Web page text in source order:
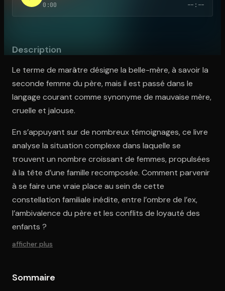
0:00 --:--
Description
Le terme de marâtre désigne la belle-mère, à savoir la
seconde femme du père, mais il est passé dans le
langage courant comme synonyme de mauvaise mère,
cruelle et jalouse.
En s’appuyant sur de nombreux témoignages, ce livre
analyse la situation complexe dans laquelle se
trouvent un nombre croissant de femmes, propulsées
à la tête d’une famille recomposée. Comment parvenir
à se faire une vraie place au sein de cette
constellation familiale inédite, entre l’ombre de l’ex,
l’ambivalence du père et les conflits de loyauté des
enfants ?
afficher plus
Sommaire